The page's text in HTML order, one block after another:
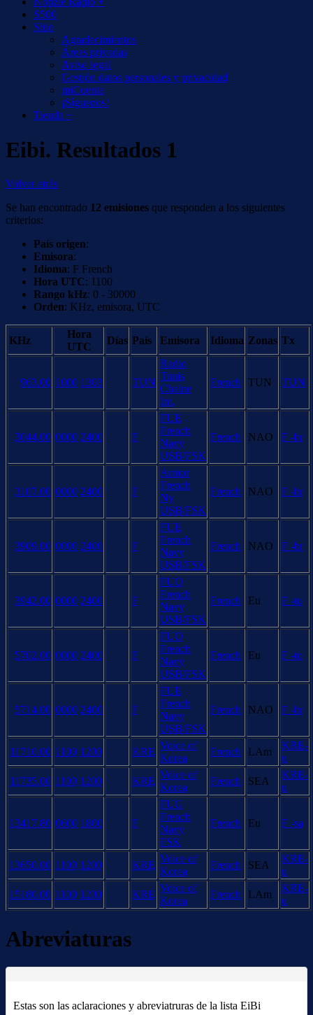
S500
Sitio
Agradecimientos
Áreas privadas
Aviso legal
Gestión datos personales y privacidad
miCuenta
¡Síguenos!
Tienda +
Eibi. Resultados 1
Volver atrás
Se han encontrado 12 emisiones que responden a los siguientes
criterios:
País origen:
Emisora:
Idioma: F French
Hora UTC: 1100
Rango kHz: 0 - 30000
Orden: KHz, emisora, UTC
KHz
Hora
UTC
Días País Emisora Idioma Zonas Tx
963.00 1000 1303 TUN
Radio
Tunis
Chaine
Int.
French TUN TUN
3044.00 0000 2400 F
FUE
French
Navy
USB/FSK
French NAO F -br
3107.00 0000 2400 F
Armor
French
Ny
USB/FSK
French NAO F -br
3909.00 0000 2400 F
FUE
French
Navy
USB/FSK
French NAO F -br
3942.00 0000 2400 F
FUO
French
Navy
USB/FSK
French Eu F -to
5702.00 0000 2400 F
FUO
French
Navy
USB/FSK
French Eu F -to
5714.00 0000 2400 F
FUE
French
Navy
USB/FSK
French NAO F -br
11710.00 1100 1200 KRE
Voice of
Korea
French LAm
KRE-
u
11735.00 1100 1200 KRE
Voice of
Korea
French SEA
KRE-
u
13417.80 0600 1800 F
FUG
French
Navy
FSK
French Eu F -sa
13650.00 1100 1200 KRE
Voice of
Korea
French SEA
KRE-
u
15180.00 1100 1200 KRE
Voice of
Korea
French LAm
KRE-
u
Abreviaturas
Estas son las aclaraciones y abreviatruras de la lista EiBi